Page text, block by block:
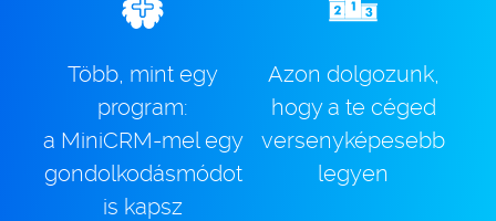
Több, mint egy
program:
a MiniCRM-mel egy
gondolkodásmódot
is kapsz
Azon dolgozunk,
hogy a te céged
versenyképesebb
legyen